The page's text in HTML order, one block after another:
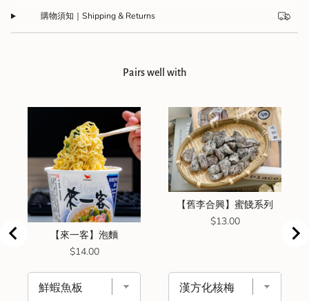
購物須知｜Shipping & Returns
Pairs well with
【來一客】泡麵
Price
$14.00
【舊李合興】蜜餞系列
Price
$13.00